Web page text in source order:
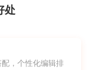
处
，个性化编辑排